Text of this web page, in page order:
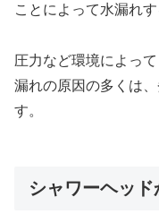
ことによって水漏れ
圧力など環境によっ
漏れの原因の多くは
す。
シャワーヘッ